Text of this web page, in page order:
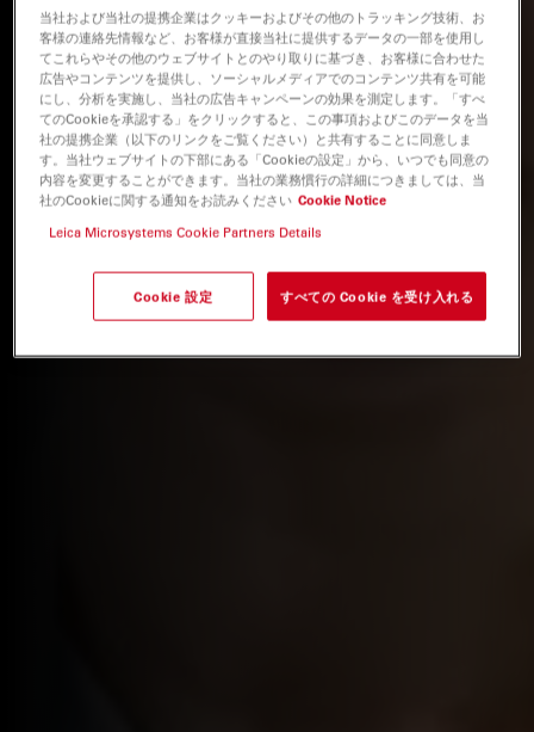
当社および当社の提携企業はクッキーおよびその他のトラッキング技術、お
客様の連絡先情報など、お客様が直接当社に提供するデータの一部を使用し
てこれらやその他のウェブサイトとのやり取りに基づき、お客様に合わせた
広告やコンテンツを提供し、ソーシャルメディアでのコンテンツ共有を可能
にし、分析を実施し、当社の広告キャンペーンの効果を測定します。「すべ
てのCookieを承認する」をクリックすると、この事項およびこのデータを当
社の提携企業（以下のリンクをご覧ください）と共有することに同意しま
す。当社ウェブサイトの下部にある「Cookieの設定」から、いつでも同意の
内容を変更することができます。当社の業務慣行の詳細につきましては、当
社のCookieに関する通知をお読みください Cookie Notice
Leica Microsystems Cookie Partners Details
Cookie 設定 すべての Cookie を受け入れる